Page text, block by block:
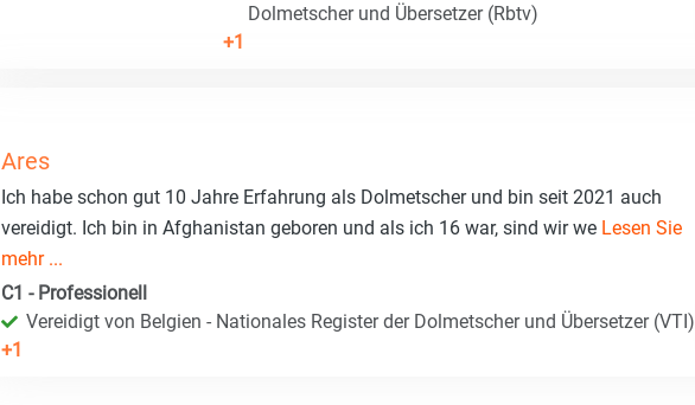
Dolmetscher und Übersetzer (Rbtv)
+1
Ares
Ich habe schon gut 10 Jahre Erfahrung als Dolmetscher und bin seit 2021 auch
vereidigt. Ich bin in Afghanistan geboren und als ich 16 war, sind wir we Lesen Sie
mehr ...
C1 - Professionell
Vereidigt von Belgien - Nationales Register der Dolmetscher und Übersetzer (VTI)
+1